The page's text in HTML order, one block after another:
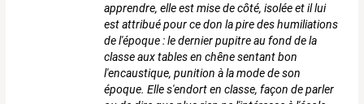
apprendre, elle est mise de côté, isolée et il lui
est attribué pour ce don la pire des humiliations
de l'époque : le dernier pupitre au fond de la
classe aux tables en chêne sentant bon
l'encaustique, punition à la mode de son
époque. Elle s'endort en classe, façon de parler